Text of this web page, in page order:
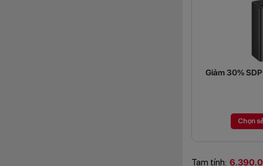
Giảm 30%
Chọn
Tạm tính: